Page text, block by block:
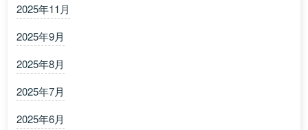
2025年11月
2025年9月
2025年8月
2025年7月
2025年6月